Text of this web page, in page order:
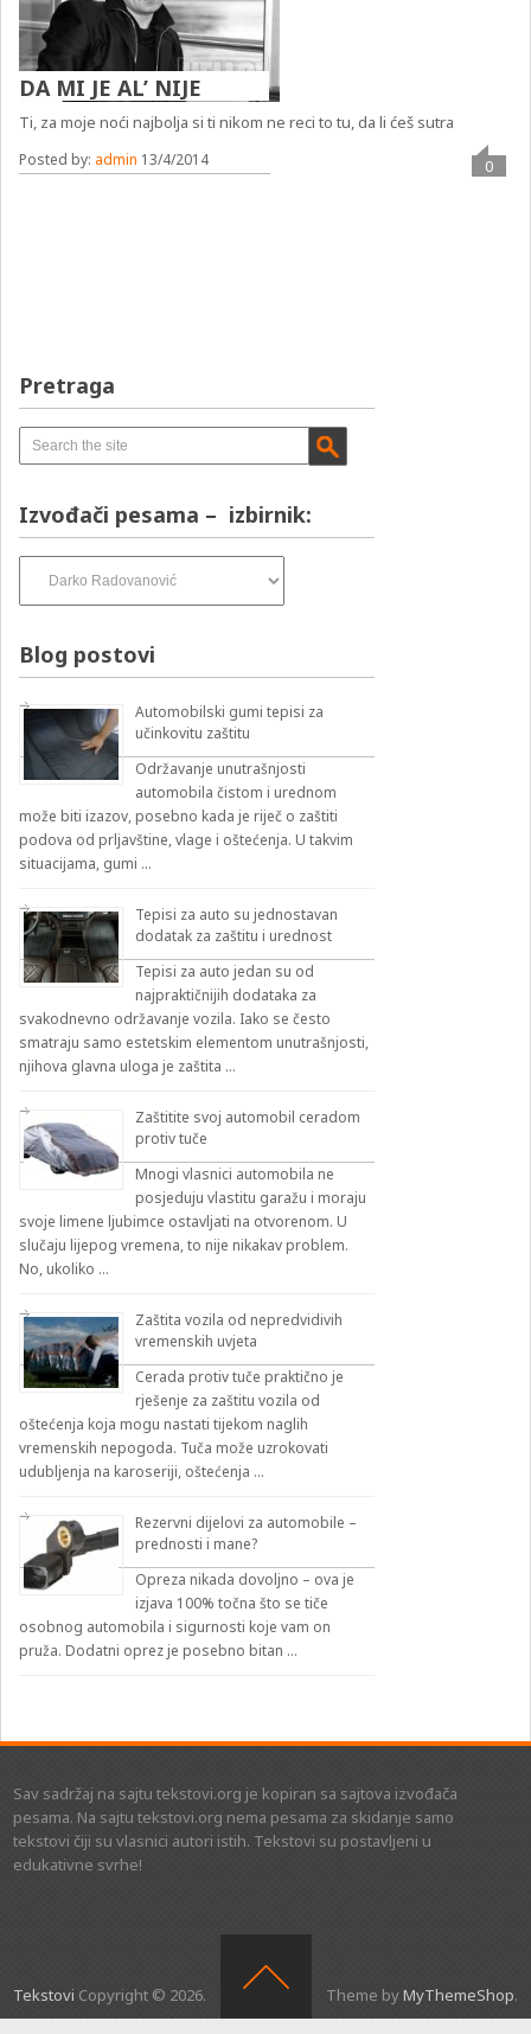
DA MI JE AL’ NIJE
Ti, za moje noći najbolja si ti nikom ne reci to tu, da li ćeš sutra
Posted by: admin 13/4/2014 0
Pretraga
Izvođači pesama – izbirnik:
pesama
Blog postovi
Automobilski gumi tepisi za
učinkovitu zaštitu
Održavanje unutrašnjosti
automobila čistom i urednom
može biti izazov, posebno kada je riječ o zaštiti
podova od prljavštine, vlage i oštećenja. U takvim
situacijama, gumi …
Tepisi za auto su jednostavan
dodatak za zaštitu i urednost
Tepisi za auto jedan su od
najpraktičnijih dodataka za
svakodnevno održavanje vozila. Iako se često
smatraju samo estetskim elementom unutrašnjosti,
njihova glavna uloga je zaštita …
Zaštitite svoj automobil ceradom
protiv tuče
Mnogi vlasnici automobila ne
posjeduju vlastitu garažu i moraju
svoje limene ljubimce ostavljati na otvorenom. U
slučaju lijepog vremena, to nije nikakav problem.
No, ukoliko …
Zaštita vozila od nepredvidivih
vremenskih uvjeta
Cerada protiv tuče praktično je
rješenje za zaštitu vozila od
oštećenja koja mogu nastati tijekom naglih
vremenskih nepogoda. Tuča može uzrokovati
udubljenja na karoseriji, oštećenja …
Rezervni dijelovi za automobile –
prednosti i mane?
Opreza nikada dovoljno – ova je
izjava 100% točna što se tiče
osobnog automobila i sigurnosti koje vam on
pruža. Dodatni oprez je posebno bitan …
Sav sadržaj na sajtu tekstovi.org je kopiran sa sajtova izvođača
pesama. Na sajtu tekstovi.org nema pesama za skidanje samo
tekstovi čiji su vlasnici autori istih. Tekstovi su postavljeni u
edukativne svrhe!
Tekstovi Copyright © 2026. Theme byMyThemeShop.